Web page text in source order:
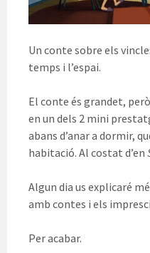
Un conte sobre els
temps i l’espai.
El conte és grandet,
en un dels 2 mini
abans d’anar a dormir,
habitació. Al costat d’en
Algun dia us explicaré
amb contes i els
Per acabar.